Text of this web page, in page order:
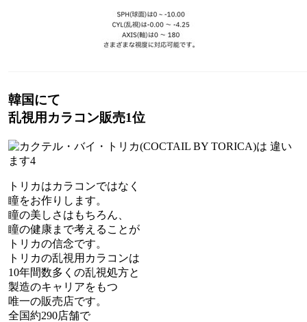
韓国にて
乱視用カラコン販売1位
トリカはカラコンではなく
瞳をお作りします。
瞳の美しさはもちろん、
瞳の健康まで考えることが
トリカの信念です。
トリカの乱視用カラコンは
10年間数多くの乱視処方と
製造のキャリアをもつ
唯一の販売店です。
全国約290店舗で